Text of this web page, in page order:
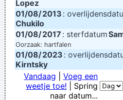
Lopez
01/08/2013 :
Chukilo
01/08/2017 : sterfdatum
Oorzaak: hartfalen
01/08/2023 :
Kirntsky
Vandaag
Voeg een
weetje toe! | Spring
naar datum...